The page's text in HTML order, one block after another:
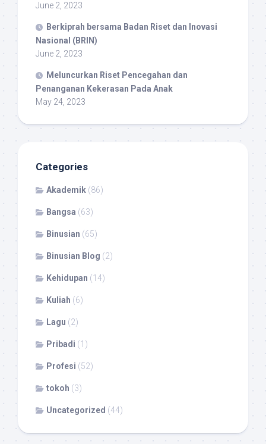
June 2, 2023
Berkiprah bersama Badan Riset dan Inovasi
Nasional (BRIN)
June 2, 2023
Meluncurkan Riset Pencegahan dan
Penanganan Kekerasan Pada Anak
May 24, 2023
Categories
Akademik (86)
Bangsa (63)
Binusian (65)
Binusian Blog (2)
Kehidupan (14)
Kuliah (6)
Lagu (2)
Pribadi (1)
Profesi (52)
tokoh (3)
Uncategorized (44)